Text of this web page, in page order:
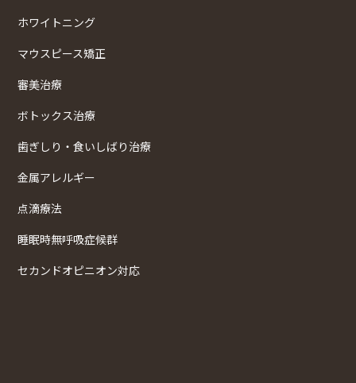
ホワイトニング
マウスピース矯正
審美治療
ボトックス治療
歯ぎしり・食いしばり治療
金属アレルギー
点滴療法
睡眠時無呼吸症候群
セカンドオピニオン対応